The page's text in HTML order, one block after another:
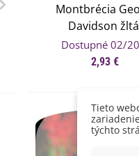
Semienkové
darčekový box
8,68 €
plochu -
3,80 €
Mrkva neskorá
Montbrécia
Davidson
Crocosmia -
montbrécie - 4
Dostupné 02/
2,93 €
Tieto
týchto